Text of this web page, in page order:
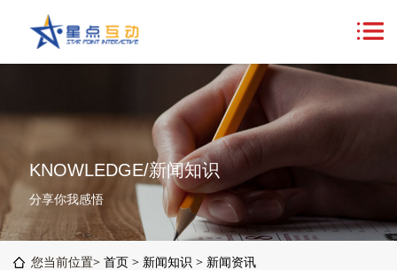
KNOWLEDGE/新闻知识
分享你我感悟
您当前位置> 首页 > 新闻知识 > 新闻资讯